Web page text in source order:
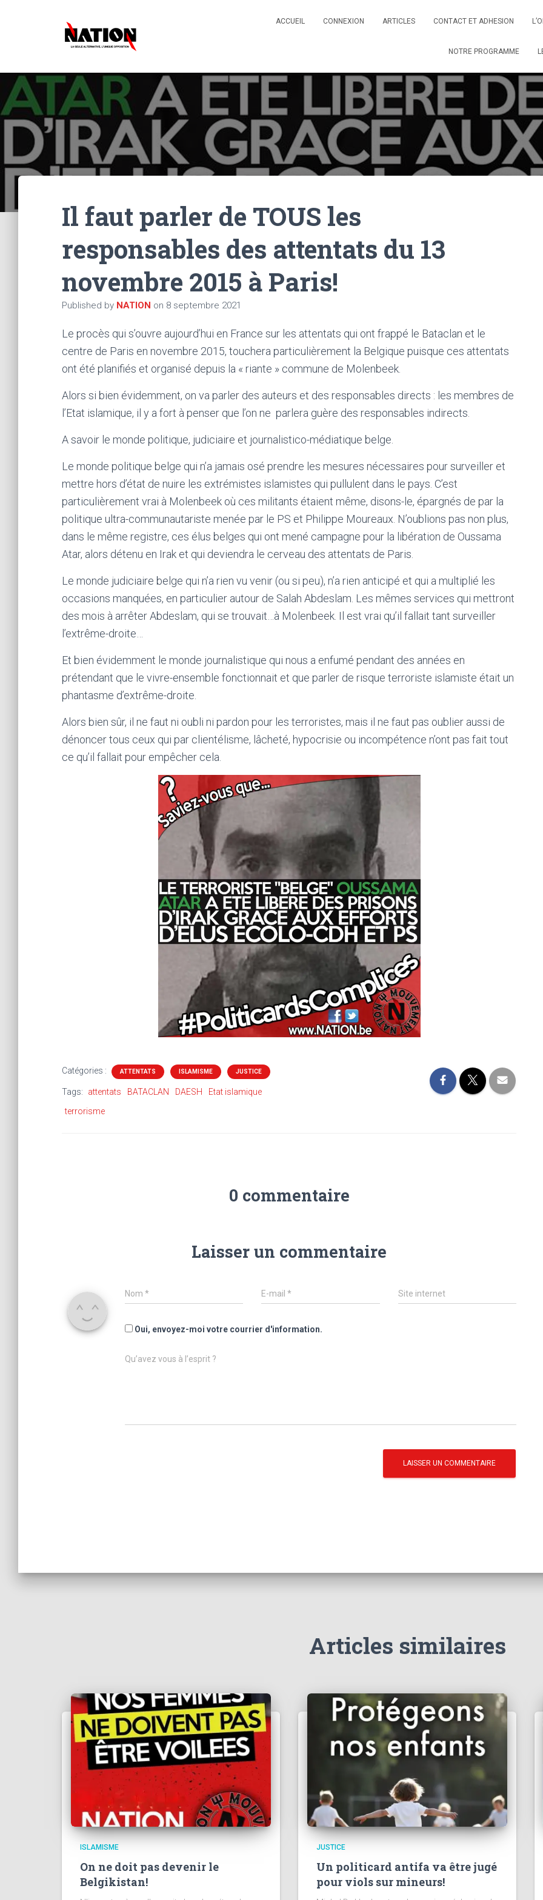
ACCUEIL CONNEXION ARTICLES CONTACT ET ADHESION
NOTRE PROGRAMME
Il faut parler de TOUS les
responsables des attentats du 13
novembre 2015 à Paris!
Published by NATION on 8 septembre 2021
Le procès qui s’ouvre aujourd’hui en France sur les attentats qui ont frappé le Bataclan et le
centre de Paris en novembre 2015, touchera particulièrement la Belgique puisque ces attentats
ont été planifiés et organisé depuis la « riante » commune de Molenbeek.
Alors si bien évidemment, on va parler des auteurs et des responsables directs : les membres de
l’Etat islamique, il y a fort à penser que l’on ne parlera guère des responsables indirects.
A savoir le monde politique, judiciaire et journalistico-médiatique belge.
Le monde politique belge qui n’a jamais osé prendre les mesures nécessaires pour surveiller et
mettre hors d’état de nuire les extrémistes islamistes qui pullulent dans le pays. C’est
particulièrement vrai à Molenbeek où ces militants étaient même, disons-le, épargnés de par la
politique ultra-communautariste menée par le PS et Philippe Moureaux. N’oublions pas non plus,
dans le même registre, ces élus belges qui ont mené campagne pour la libération de Oussama
Atar, alors détenu en Irak et qui deviendra le cerveau des attentats de Paris.
Le monde judiciaire belge qui n’a rien vu venir (ou si peu), n’a rien anticipé et qui a multiplié les
occasions manquées, en particulier autour de Salah Abdeslam. Les mêmes services qui mettront
des mois à arrêter Abdeslam, qui se trouvait…à Molenbeek. Il est vrai qu’il fallait tant surveiller
l’extrême-droite…
Et bien évidemment le monde journalistique qui nous a enfumé pendant des années en
prétendant que le vivre-ensemble fonctionnait et que parler de risque terroriste islamiste était un
phantasme d’extrême-droite.
Alors bien sûr, il ne faut ni oubli ni pardon pour les terroristes, mais il ne faut pas oublier aussi de
dénoncer tous ceux qui par clientélisme, lâcheté, hypocrisie ou incompétence n’ont pas fait tout
ce qu’il fallait pour empêcher cela.
Catégories : ATTENTATS ISLAMISME JUSTICE
Tags: attentats BATACLAN DAESH
Etat islamique
terrorisme
0 commentaire
Laisser un commentaire
Nom * E-mail* Site internet
Oui, envoyez-moi votre courrier d'information.
Qu’avez vous à l’esprit ?
Articles similaires
ISLAMISME
On ne doit pas devenir le
Belgikistan!
JUSTICE
Un politicard antifa va être jugé
pour viols sur mineurs!